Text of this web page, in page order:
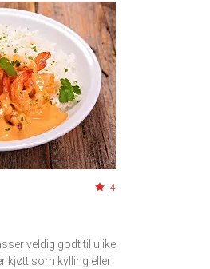
4
veldig godt til ulike
kjøtt som kylling eller